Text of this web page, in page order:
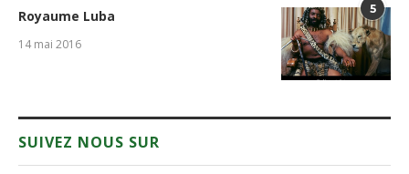
5
Royaume Luba
14 mai 2016
SUIVEZ NOUS SUR